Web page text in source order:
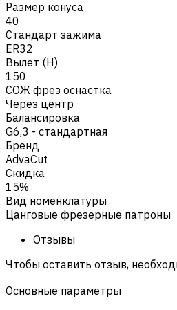
Размер конуса
40
Стандарт зажима
ER32
Вылет (H)
150
СОЖ фрез оснастка
Через центр
Балансировка
G6,3 - стандартная
Бренд
AdvaCut
Скидка
15%
Вид номенклатуры
Цанговые фрезерные патроны
Отзывы
Чтобы оставить отзыв,
Основные параметры